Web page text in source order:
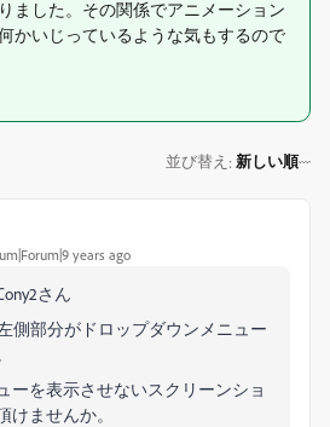
ました。その関係でアニメーション
かいじっているような気もするので
並び替え : 新しい順
years ago
さん
側部分がドロップダウンメニュー
ーを表示させないスクリーンショ
けませんか。